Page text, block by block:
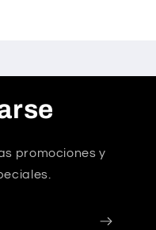
promociones y